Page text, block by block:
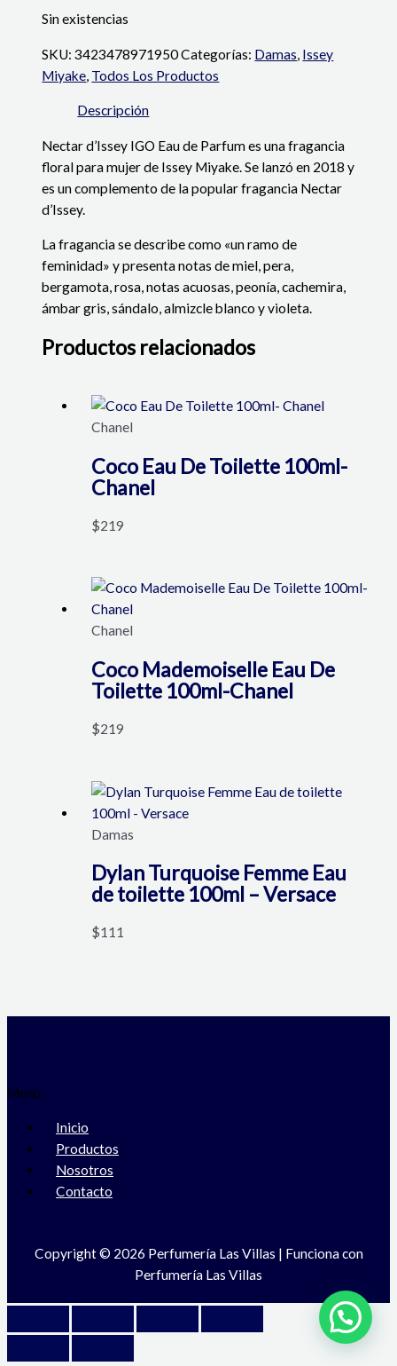
Sin existencias
SKU:3423478971950Categorías: Damas, Issey
Miyake, Todos Los Productos
Descripción
Nectar d’Issey IGO Eau de Parfum es una fragancia
floral para mujer de Issey Miyake. Se lanzó en 2018 y
es un complemento de la popular fragancia Nectar
d’Issey.
La fragancia se describe como «un ramo de
feminidad» y presenta notas de miel, pera,
bergamota, rosa, notas acuosas, peonía, cachemira,
ámbar gris, sándalo, almizcle blanco y violeta.
Productos relacionados
Chanel
Coco Eau De Toilette 100ml-
Chanel
$219
Chanel
Coco Mademoiselle Eau De
Toilette 100ml-Chanel
$219
Damas
Dylan Turquoise Femme Eau
de toilette 100ml – Versace
$111
Menú
Inicio
Productos
Nosotros
Contacto
Copyright © 2026 Perfumería Las Villas | Funciona con
Perfumería Las Villas